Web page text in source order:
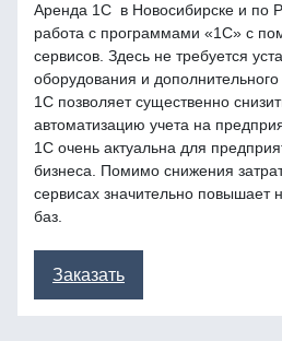
Аренда 1С в Новосибирске и по
работа с программами «1С» с
сервисов. Здесь не требуется
оборудования и
1С позволяет существенно
автоматизацию учета на
1С очень актуальна для
бизнеса. Помимо снижения
сервисах значительно повышает
баз.
Заказать